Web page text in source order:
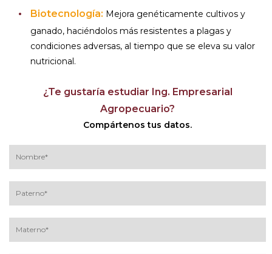
Biotecnología: Mejora genéticamente cultivos y
ganado, haciéndolos más resistentes a plagas y
condiciones adversas, al tiempo que se eleva su valor
nutricional.
¿Te gustaría estudiar Ing. Empresarial
Agropecuario?
Compártenos tus datos.